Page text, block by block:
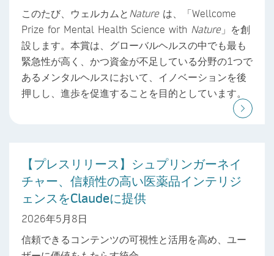
このたび、ウェルカムとNature は、「Wellcome
Prize for Mental Health Science with Nature」を創
設します。本賞は、グローバルヘルスの中でも最も
緊急性が高く、かつ資金が不足している分野の1つで
あるメンタルヘルスにおいて、イノベーションを後
押しし、進歩を促進することを目的としています。
【プレスリリース】シュプリンガーネイ
チャー、信頼性の高い医薬品インテリジ
ェンスをClaudeに提供
2026年5月8日
信頼できるコンテンツの可視性と活用を高め、ユー